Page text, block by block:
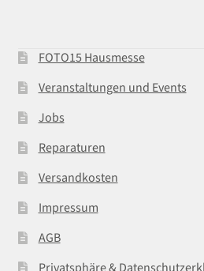
FOTO15 Hausmesse
Veranstaltungen und Events
Jobs
Reparaturen
Versandkosten
Impressum
AGB